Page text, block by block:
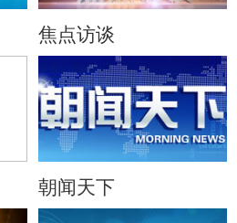
焦点访谈
朝闻天下